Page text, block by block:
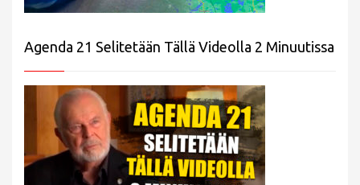
Agenda 21 Selitetään Tällä Videolla 2 Minuutissa